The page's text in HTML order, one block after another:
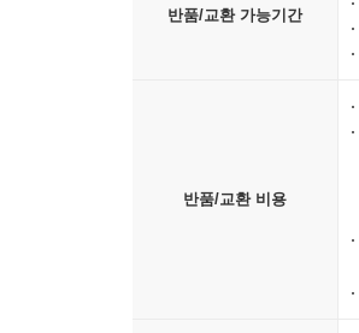
반품/교환 가능기간
반품/교환 비용